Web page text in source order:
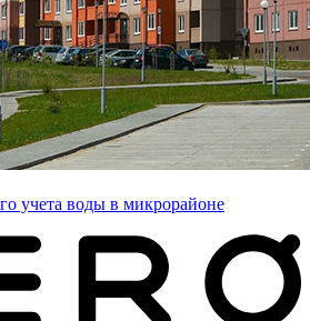
учета воды в микрорайоне